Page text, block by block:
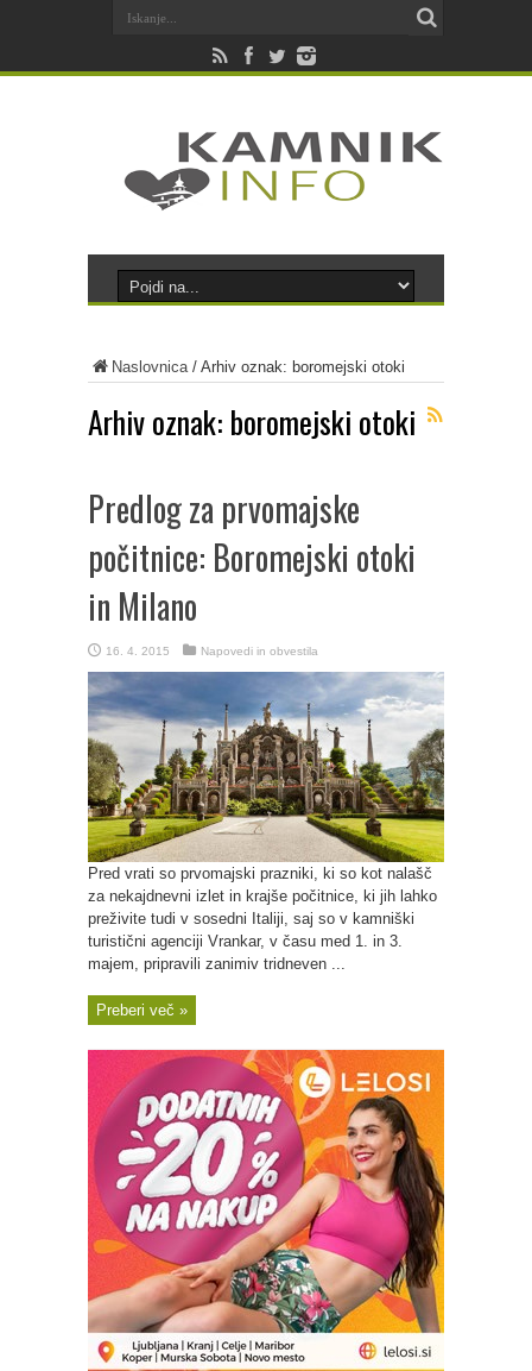
Naslovnica/ Arhiv oznak: boromejski otoki
Arhiv oznak: boromejski otoki
Predlog za prvomajske
počitnice: Boromejski otoki
in Milano
16. 4. 2015 Napovedi in obvestila
Pred vrati so prvomajski prazniki, ki so kot nalašč
za nekajdnevni izlet in krajše počitnice, ki jih lahko
preživite tudi v sosedni Italiji, saj so v kamniški
turistični agenciji Vrankar, v času med 1. in 3.
majem, pripravili zanimiv tridneven ...
Preberi več »